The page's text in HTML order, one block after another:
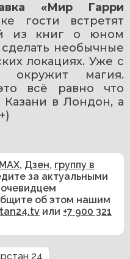
«Мир Гарри
гости встретят
из книг о юном
необычные
локациях. Уже с
окружит магия.
всё равно что
Казани в Лондон, а
MAX, Дзен, группу в
за актуальными
об этом нашим
или +7 900 321
24